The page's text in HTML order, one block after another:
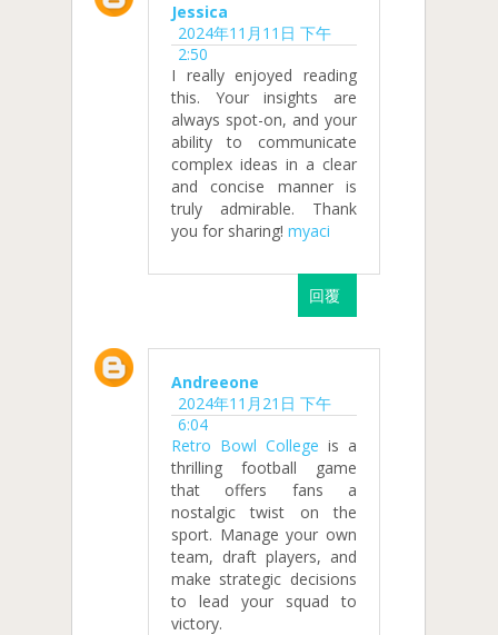
Jessica
2024年11月11日 下午
2:50
I really enjoyed reading
this. Your insights are
always spot-on, and your
ability to communicate
complex ideas in a clear
and concise manner is
truly admirable. Thank
you for sharing! myaci
回覆
Andreeone
2024年11月21日 下午
6:04
Retro Bowl College is a
thrilling football game
that offers fans a
nostalgic twist on the
sport. Manage your own
team, draft players, and
make strategic decisions
to lead your squad to
victory.